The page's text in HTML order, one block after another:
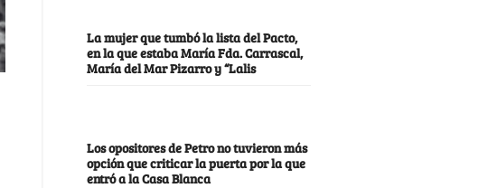
La mujer que tumbó la lista del Pacto,
en la que estaba María Fda. Carrascal,
María del Mar Pizarro y “Lalis
Los opositores de Petro no tuvieron más
opción que criticar la puerta por la que
entró a la Casa Blanca